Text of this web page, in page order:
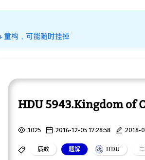
重构，可能随时挂掉
HDU 5943.Kingdom of
1025 2016-12-05 17:28:58 2018-
质数 题解 HDU